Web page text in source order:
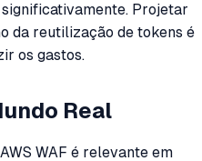
Projetar
da reutilização de tokens é
os gastos.
Real
WAF é relevante em